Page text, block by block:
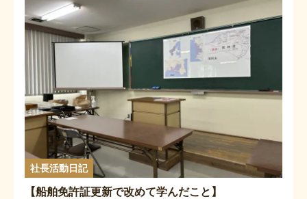
社長活動日記
【船舶免許証更新で改めて学んだこと】